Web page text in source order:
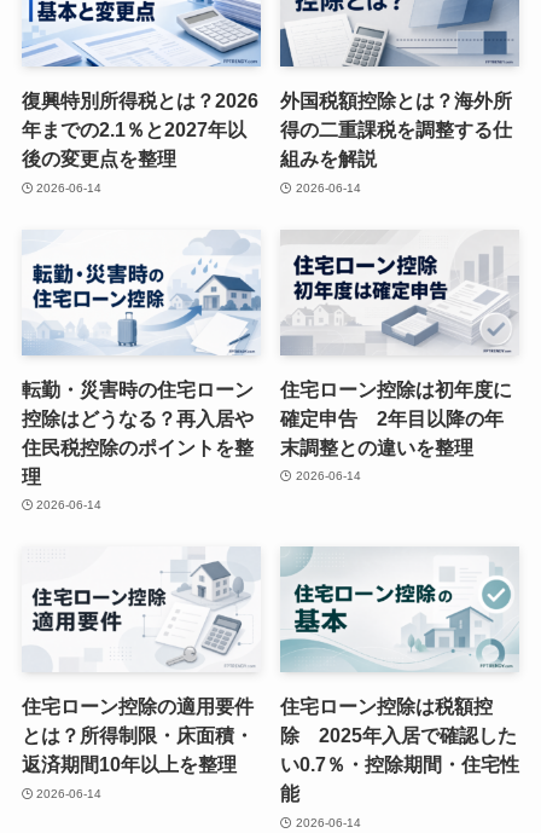
復興特別所得税とは？2026
年までの2.1％と2027年以
後の変更点を整理
2026-06-14
外国税額控除とは？海外所
得の二重課税を調整する仕
組みを解説
2026-06-14
転勤・災害時の住宅ローン
控除はどうなる？再入居や
住民税控除のポイントを整
理
2026-06-14
住宅ローン控除は初年度に
確定申告 2年目以降の年
末調整との違いを整理
2026-06-14
住宅ローン控除の適用要件
とは？所得制限・床面積・
返済期間10年以上を整理
2026-06-14
住宅ローン控除は税額控
除 2025年入居で確認した
い0.7％・控除期間・住宅性
能
2026-06-14